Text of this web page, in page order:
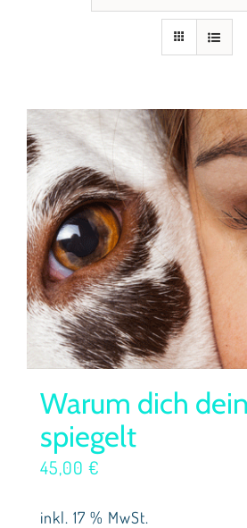
Warum dich
spiegelt
45,00 €
inkl. 17 % MwSt.